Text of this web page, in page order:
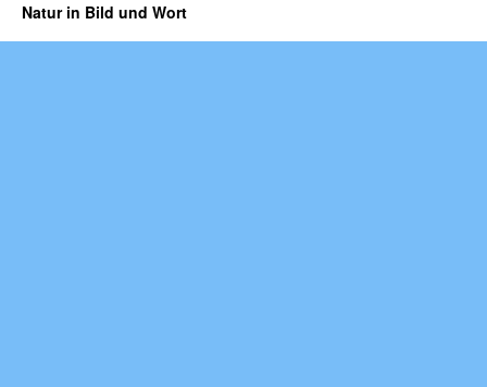
Natur in Bild und Wort